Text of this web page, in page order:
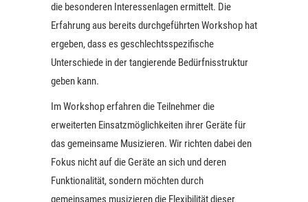
die besonderen Interessenlagen ermittelt. Die
Erfahrung aus bereits durchgeführten Workshop hat
ergeben, dass es geschlechtsspezifische
Unterschiede in der tangierende Bedürfnisstruktur
geben kann.
Im Workshop erfahren die Teilnehmer die
erweiterten Einsatzmöglichkeiten ihrer Geräte für
das gemeinsame Musizieren. Wir richten dabei den
Fokus nicht auf die Geräte an sich und deren
Funktionalität, sondern möchten durch
gemeinsames musizieren die Flexibilität dieser